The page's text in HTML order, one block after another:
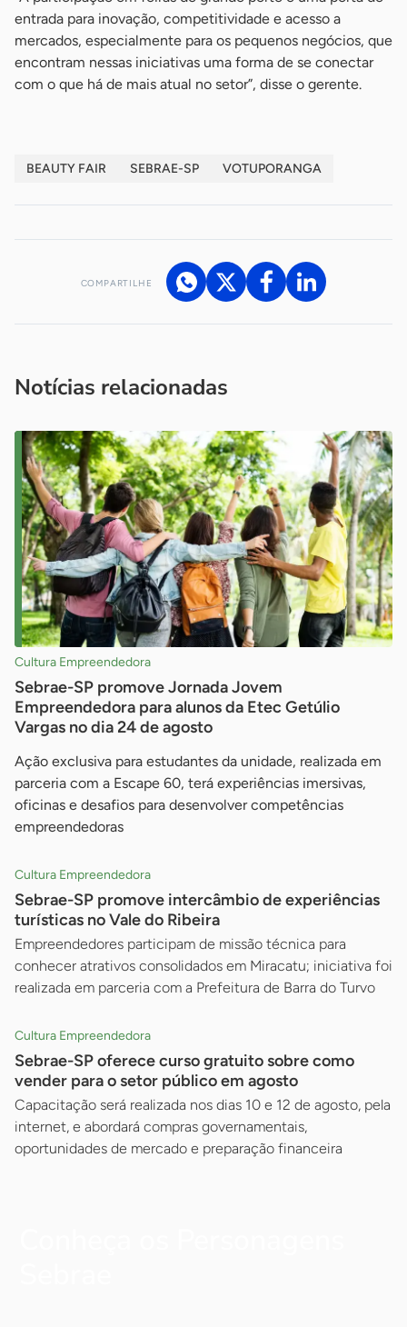
entrada para inovação, competitividade e acesso a
mercados, especialmente para os pequenos negócios, que
encontram nessas iniciativas uma forma de se conectar
com o que há de mais atual no setor”, disse o gerente.
BEAUTY FAIR SEBRAE-SP VOTUPORANGA
COMPARTILHE
Notícias relacionadas
Cultura Empreendedora
Sebrae-SP promove Jornada Jovem
Empreendedora para alunos da Etec Getúlio
Vargas no dia 24 de agosto
Ação exclusiva para estudantes da unidade, realizada em
parceria com a Escape 60, terá experiências imersivas,
oficinas e desafios para desenvolver competências
empreendedoras
Cultura Empreendedora
Sebrae-SP promove intercâmbio de experiências
turísticas no Vale do Ribeira
Empreendedores participam de missão técnica para
conhecer atrativos consolidados em Miracatu; iniciativa foi
realizada em parceria com a Prefeitura de Barra do Turvo
Cultura Empreendedora
Sebrae-SP oferece curso gratuito sobre como
vender para o setor público em agosto
Capacitação será realizada nos dias 10 e 12 de agosto, pela
internet, e abordará compras governamentais,
oportunidades de mercado e preparação financeira